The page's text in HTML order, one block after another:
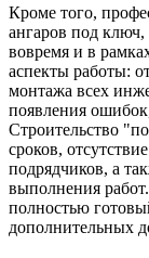
Кроме того,
ангаров под ключ,
вовремя и в
аспекты работы:
монтажа всех
появления
Строительство
сроков,
подрядчиков, а
выполнения
полностью
дополнительных